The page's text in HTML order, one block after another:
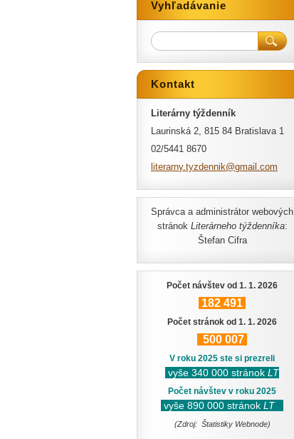
Vyhľadávanie
Kontakt
Literárny týždenník
Laurinská 2, 815 84 Bratislava 1
02/5441 8670
literarny.tyzdennik@gmai l.com
Správca a administrátor webových
stránok Literárneho týždenníka:
Štefan Cifra
Počet návštev od 1. 1. 2026
182 491
Počet stránok od 1. 1. 2026
500 007
V roku 2025 ste si prezreli
vyše 340 000 stránok LT
Počet návštev v roku 2025
vyše 890 000 stránok LT
(Zdroj: Štatistiky Webnode)